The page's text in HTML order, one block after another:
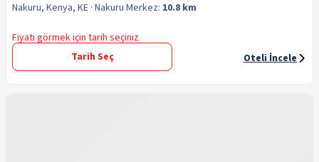
Nakuru, Kenya, KE · Nakuru Merkez: 10.8 km
Fiyatı görmek için tarih seçiniz
Tarih Seç
Oteli İncele